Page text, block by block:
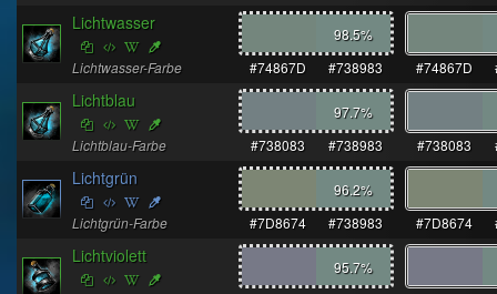
Lichtwasser
Lichtwasser-Farbe
98.5%
#74867D
#738983 #74867D
Lichtblau
Lichtblau-Farbe
97.7%
#738083
#738983 #738083
Lichtgrün
Lichtgrün-Farbe
96.2%
#7D8674
#738983 #7D8674
Lichtviolett
95.7%